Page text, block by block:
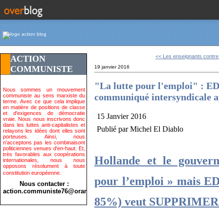
ACTION
COMMUNISTE
Nous sommes un mouvement
communiste au sens marxiste du
terme. Avec ce que cela implique
en matière de positions de classe
et d'exigences de démocratie
vraie. Nous nous inscrivons donc
dans les luttes anti-capitalistes et
relayons les idées dont elles sont
porteuses. Ainsi, nous
n'acceptons pas les combinaisont
politiciennes venues d'en-haut. Et,
très favorables aux coopérations
internationales, nous nous
opposons résolument à toute
constitution européenne.
Nous contacter :
action.communiste76@orange.fr>
<< Les enseignants contre
19 janvier 2016
"La lutte pour l'emploi" :
communiqué intersyndicale
15 Janvier 2016
Publié par Michel El Diablo
Hollande et le
pour l’emploi » mais
85%) veut